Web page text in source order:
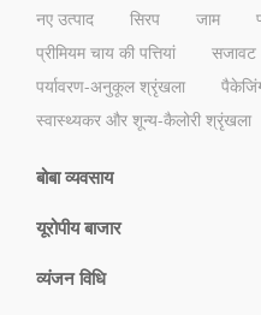
नए उत्पाद सिरप जाम
प्रीमियम चाय की पत्तियां
सजावट
पर्यावरण-अनुकूल श्रृंखला
स्वास्थ्यकर और शून्य-कैलोरी श्रृंखला
बोबा व्यवसाय
यूरोपीय बाजार
व्यंजन विधि